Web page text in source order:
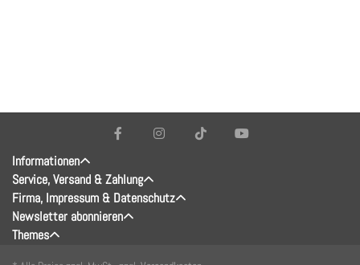
Informationen
Service, Versand & Zahlung
Firma, Impressum & Datenschutz
Newsletter abonnieren
Themes